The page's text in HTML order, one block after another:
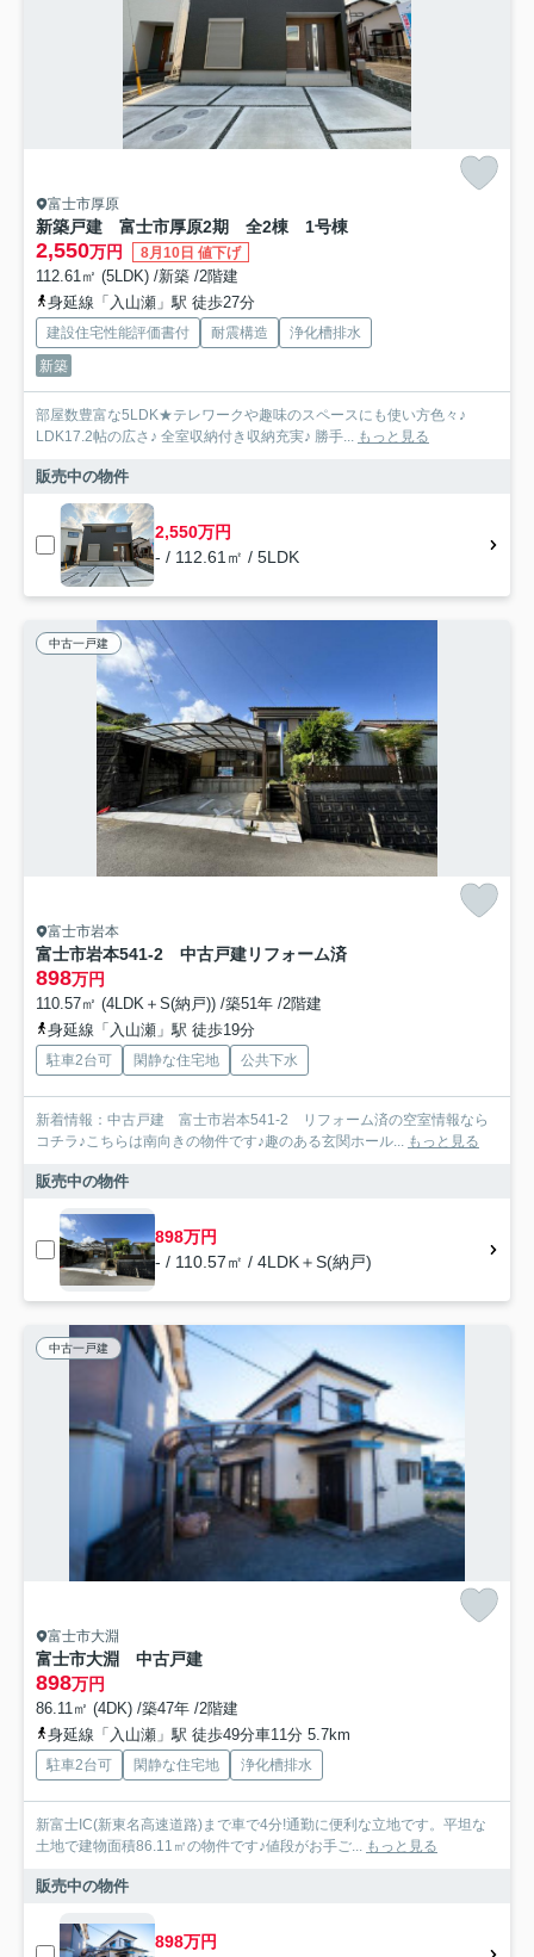
富士市厚原
新築戸建 富士市厚原2期 全2棟 1号棟
2,550万円 8月10日 値下げ
112.61㎡ (5LDK) /新築 /2階建
身延線「入山瀬」駅 徒歩27分
建設住宅性能評価書付 耐震構造
浄化槽排水
新築
部屋数豊富な5LDK★テレワークや趣味のスペースにも使い方色々♪
LDK17.2帖の広さ♪ 全室収納付き収納充実♪ 勝手... もっと見る
販売中の物件
2,550万円
- / 112.61㎡ / 5LDK
中古一戸建
富士市岩本
富士市岩本541-2 中古戸建リフォーム済
898万円
110.57㎡ (4LDK＋S(納戸)) /築51年 /2階建
身延線「入山瀬」駅 徒歩19分
駐車2台可 閑静な住宅地 公共下水
新着情報：中古戸建 富士市岩本541-2 リフォーム済の空室情報なら
コチラ♪こちらは南向きの物件です♪趣のある玄関ホール... もっと見る
販売中の物件
898万円
- / 110.57㎡ / 4LDK＋S(納戸)
中古一戸建
富士市大淵
富士市大淵 中古戸建
898万円
86.11㎡ (4DK) /築47年 /2階建
身延線「入山瀬」駅 徒歩49分車11分 5.7km
駐車2台可 閑静な住宅地 浄化槽排水
新富士IC(新東名高速道路)まで車で4分!通勤に便利な立地です。平坦な
土地で建物面積86.11㎡の物件です♪値段がお手ご... もっと見る
販売中の物件
898万円